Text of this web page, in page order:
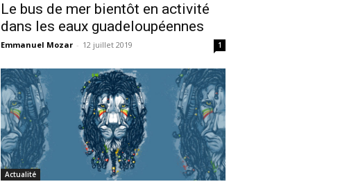
Le bus de mer bientôt en activité
dans les eaux guadeloupéennes
Emmanuel Mozar - 12 juillet 2019 1
Actualité